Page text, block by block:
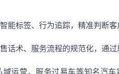
能标签、行为追踪，精准判断
话术、服务流程的规范化，通
运营，服务过易车等知名汽